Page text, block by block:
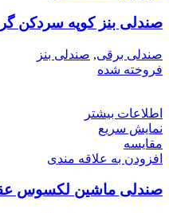
صندلی بنز کوپه سردکن
صندلی برقی, صندلی بنز
فروخته شده
اطلاعات بیشتر
نمایش سریع
مقايسه
افزودن به علاقه مندی
صندلی ماشین لکسوس عقب